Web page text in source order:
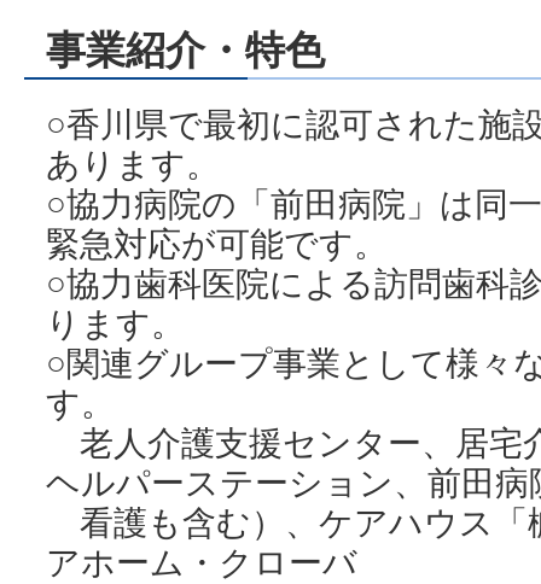
事業紹介・特色
○香川県で最初に認可された施
あります。
○協力病院の「前田病院」は同
緊急対応が可能です。
○協力歯科医院による訪問歯科
ります。
○関連グループ事業として様々
す。
老人介護支援センター、居宅
ヘルパーステーション、前田病
看護も含む）、ケアハウス「
アホーム・クローバ